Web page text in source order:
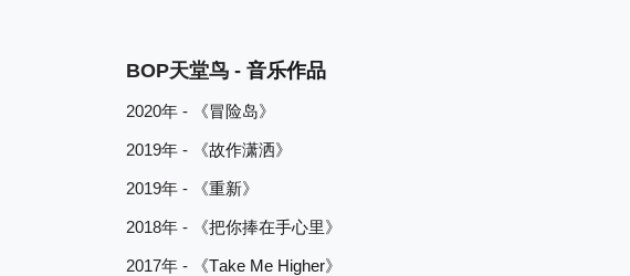
BOP天堂鸟 - 音乐作品
2020年 - 《冒险岛》
2019年 - 《故作潇洒》
2019年 - 《重新》
2018年 - 《把你捧在手心里》
2017年 - 《Take Me Higher》